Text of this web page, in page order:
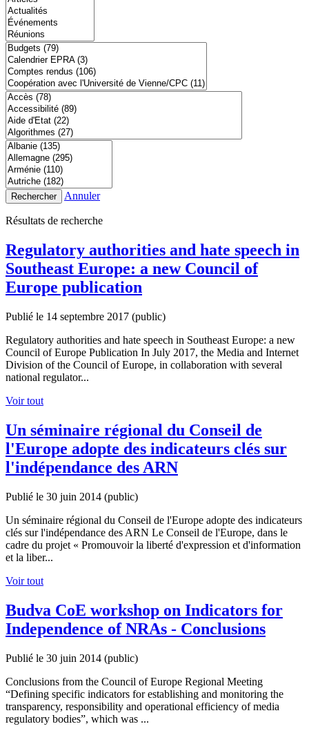
Rechercher Annuler
Résultats de recherche
Regulatory authorities and hate speech in
Southeast Europe: a new Council of
Europe publication
Publié le 14 septembre 2017 (public)
Regulatory authorities and hate speech in Southeast Europe: a new
Council of Europe Publication In July 2017, the Media and Internet
Division of the Council of Europe, in collaboration with several
national regulator...
Voir tout
Un séminaire régional du Conseil de
l'Europe adopte des indicateurs clés sur
l'indépendance des ARN
Publié le 30 juin 2014 (public)
Un séminaire régional du Conseil de l'Europe adopte des indicateurs
clés sur l'indépendance des ARN Le Conseil de l'Europe, dans le
cadre du projet « Promouvoir la liberté d'expression et d'information
et la liber...
Voir tout
Budva CoE workshop on Indicators for
Independence of NRAs - Conclusions
Publié le 30 juin 2014 (public)
Conclusions from the Council of Europe Regional Meeting
“Defining specific indicators for establishing and monitoring the
transparency, responsibility and operational efficiency of media
regulatory bodies”, which was ...